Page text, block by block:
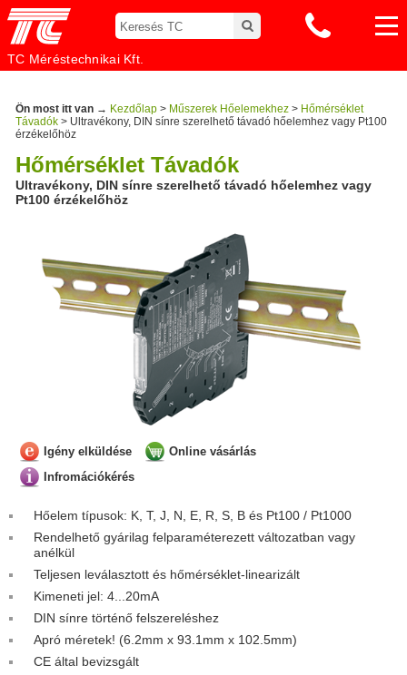
TC Méréstechnikai Kft.
Ön most itt van → Kezdőlap > Műszerek Hőelemekhez > Hőmérséklet
Távadók > Ultravékony, DIN sínre szerelhető távadó hőelemhez vagy Pt100
érzékelőhöz
Hőmérséklet Távadók
Ultravékony, DIN sínre szerelhető távadó hőelemhez vagy
Pt100 érzékelőhöz
Igény elküldése
Online vásárlás
Infromációkérés
Hőelem típusok: K, T, J, N, E, R, S, B és Pt100 / Pt1000
Rendelhető gyárilag felparaméterezett változatban vagy
anélkül
Teljesen leválasztott és hőmérséklet-linearizált
Kimeneti jel: 4...20mA
DIN sínre történő felszereléshez
Apró méretek! (6.2mm x 93.1mm x 102.5mm)
CE által bevizsgált